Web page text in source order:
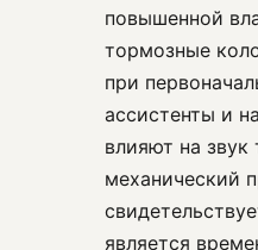
повышенной
тормозные
при
ассистенты и
влияют на звук
механический
является